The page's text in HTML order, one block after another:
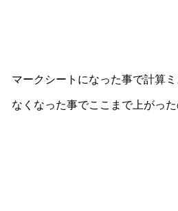
マークシートになった事で計算
なくなった事でここまで上がった